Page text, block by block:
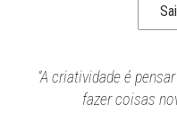
“A criatividade é
fazer coisas